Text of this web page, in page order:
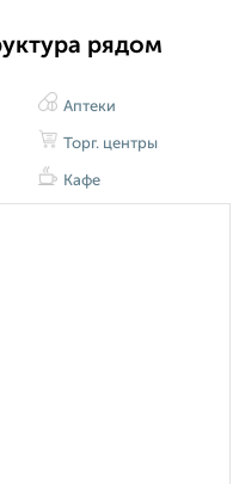
рядом
Аптеки
Торг. центры
Кафе